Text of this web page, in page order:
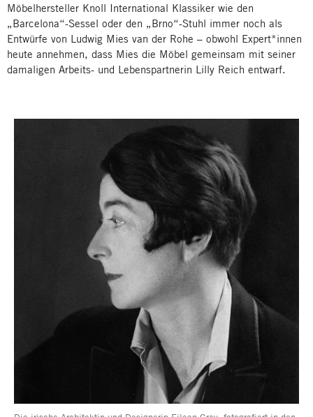
Möbelhersteller Knoll International Klassiker wie den
„Barcelona“-Sessel oder den „Brno“-Stuhl immer noch als
Entwürfe von Ludwig Mies van der Rohe – obwohl Expert*innen
heute annehmen, dass Mies die Möbel gemeinsam mit seiner
damaligen Arbeits- und Lebenspartnerin Lilly Reich entwarf.